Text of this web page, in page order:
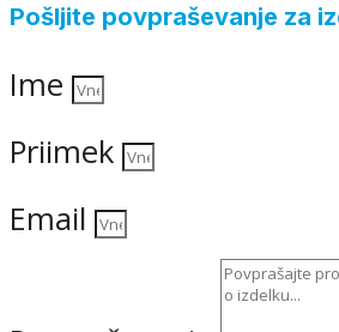
Pošljite povpraševanje za
Ime
Priimek
Email